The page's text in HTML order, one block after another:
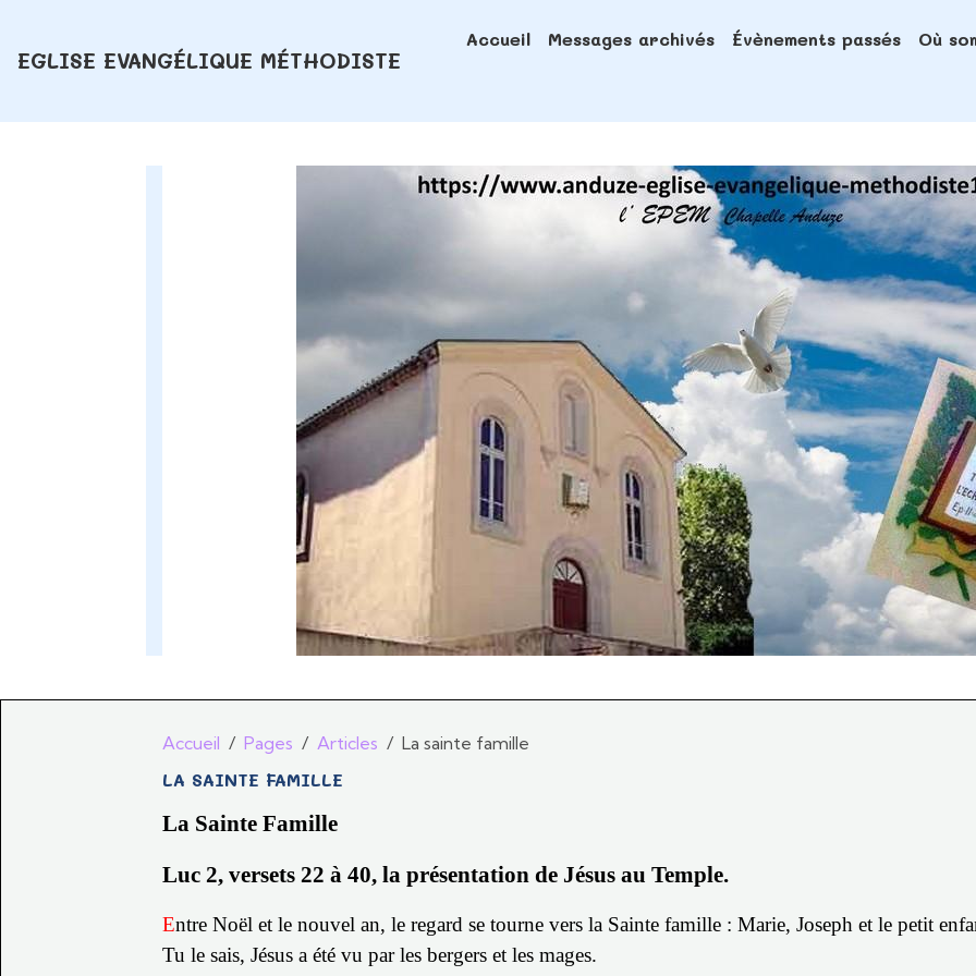
EGLISE EVANGÉLIQUE MÉTHODISTE
Accueil Messages archivés Évènements passés Où
Accueil Pages Articles La sainte famille
LA SAINTE FAMILLE
La Sainte Famille
Luc 2, versets 22 à 40, la présentation de Jésus au Temple.
Entre Noël et le nouvel an, le regard se tourne vers la Sainte famille : Marie, Joseph et le petit
Tu le sais, Jésus a été vu par les bergers et les mages.